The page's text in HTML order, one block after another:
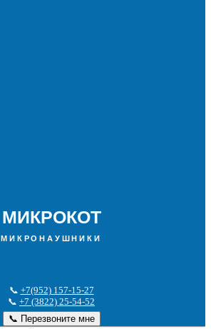
МИКРОКОТ
МИКРОНАУШНИКИ
📞 +7(952) 157-15-27
📞 +7 (3822) 25-54-52
📞 Перезвоните мне